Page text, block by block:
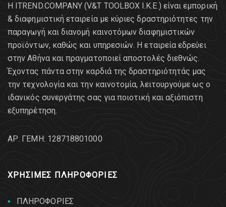
Η ITREND.COMPANY (V&T TOOLBOX Ι.Κ.Ε.) είναι εμπορική
& διαφημιστική εταιρεία με κύριες δραστηριότητες την
παραγωγή και διανομή καινοτόμων διαφημιστικών
προϊόντων, καθώς και υπηρεσιών. Η εταιρεία εδρεύει
στην Αθήνα και πραγματοποιεί αποστολές διεθνώς.
Έχοντας πάντα στην καρδιά της δραστηριότητάς μας
την τεχνολογία και την καινοτομία, λειτουργούμε ως ο
ιδανικός συνεργάτης σας για ποιοτική και αξιόπιστη
εξυπηρέτηση.
AΡ. ΓΕΜΗ: 128718801000
ΧΡΗΣΙΜΕΣ ΠΛΗΡΟΦΟΡΙΕΣ
ΠΛΗΡΟΦΟΡΙΕΣ